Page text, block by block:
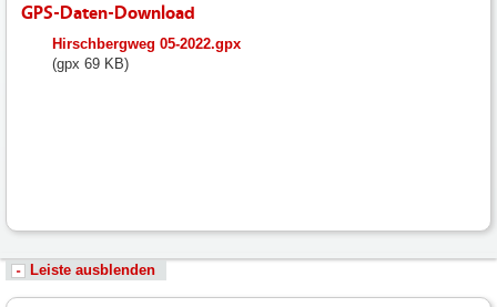
GPS-Daten-Download
fileadmin/user_upload/neunkirchen/10_Dateien-
Hochladen/102_Dateien-
Hirschbergweg 05-2022.gpx
(gpx 69 KB)
Leiste ausblenden